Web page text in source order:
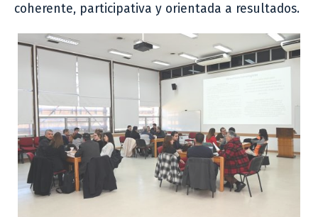
coherente, participativa y orientada a resultados.